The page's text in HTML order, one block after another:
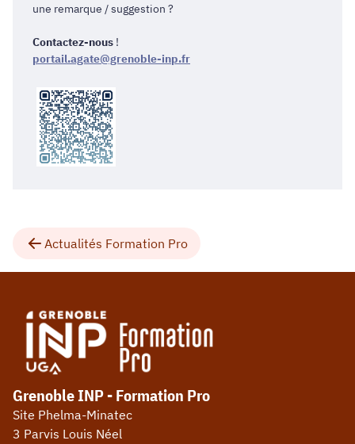
une remarque / suggestion ?
Contactez-nous !
portail.agate@grenoble-inp.fr
Actualités Formation Pro
Grenoble INP - Formation Pro
Site Phelma-Minatec
3 Parvis Louis Néel